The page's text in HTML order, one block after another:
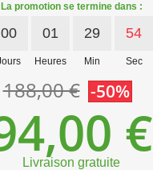
La promotion se termine dans :
00 01
Heures
29
Min
54
Sec
188,00 € -50%
€
Livraison gratuite